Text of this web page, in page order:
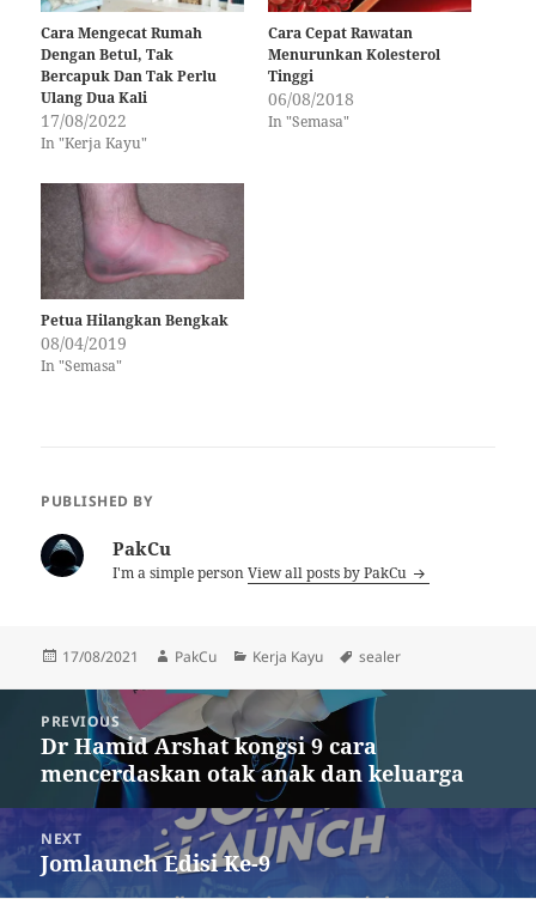
Cara Mengecat Rumah
Dengan Betul, Tak
Bercapuk Dan Tak Perlu
Ulang Dua Kali
17/08/2022
In "Kerja Kayu"
Cara Cepat Rawatan
Menurunkan Kolesterol
Tinggi
06/08/2018
In "Semasa"
Petua Hilangkan Bengkak
08/04/2019
In "Semasa"
PUBLISHED BY
PakCu
I'm a simple personView all posts by PakCu
Posted
17/08/2021 Author
PakCu Categories
Kerja Kayu Tags
sealer
navigation
PREVIOUS
Previous
post:
Dr Hamid Arshat kongsi 9 cara
mencerdaskan otak anak dan keluarga
NEXT
Next
post:
Jomlaunch Edisi Ke-9